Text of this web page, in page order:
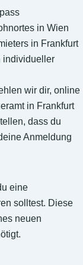
in Wien
in Frankfurt
individueller
wir dir, online
in Frankfurt
dass du
Anmeldung
eine
solltest. Diese
neuen